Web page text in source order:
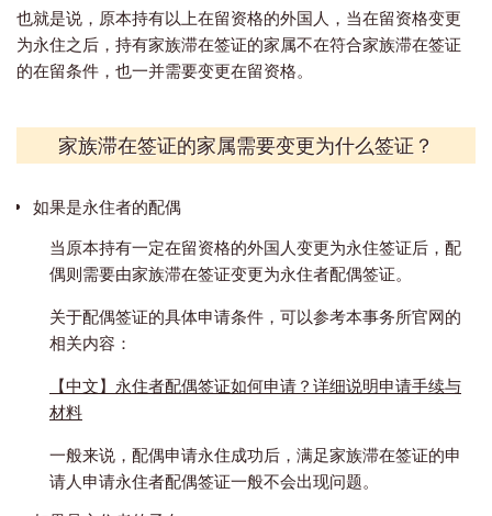
也就是说，原本持有以上在留资格的外国人，当在留资格变更
为永住之后，持有家族滞在签证的家属不在符合家族滞在签证
的在留条件，也一并需要变更在留资格。
家族滞在签证的家属需要变更为什么签证？
如果是永住者的配偶
当原本持有一定在留资格的外国人变更为永住签证后，配
偶则需要由家族滞在签证变更为永住者配偶签证。
关于配偶签证的具体申请条件，可以参考本事务所官网的
相关内容：
【中文】永住者配偶签证如何申请？详细说明申请手续与
材料
一般来说，配偶申请永住成功后，满足家族滞在签证的申
请人申请永住者配偶签证一般不会出现问题。